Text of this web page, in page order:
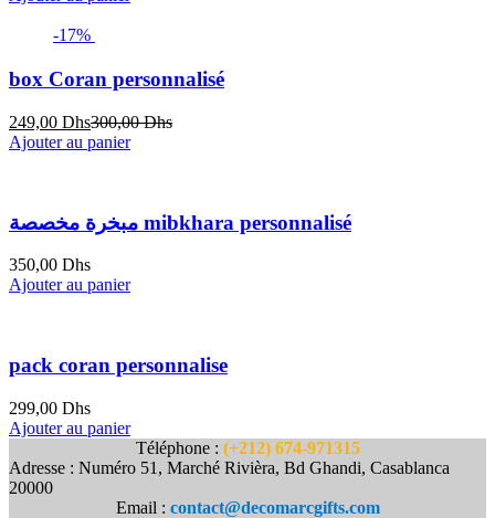
-17%
box Coran personnalisé
249,00 DhsLe
prix
300,00DhsLe
Ajouter au panier
مبخرة مخصصة mibkhara personnalisé
350,00 Dhs
Ajouter au panier
pack coran personnalise
299,00 Dhs
Ajouter au panier
Téléphone : (+212) 674-971315
Adresse : Numéro 51, Marché Rivièra, Bd Ghandi, Casablanca
20000
Email : contact@decomarcgifts.com